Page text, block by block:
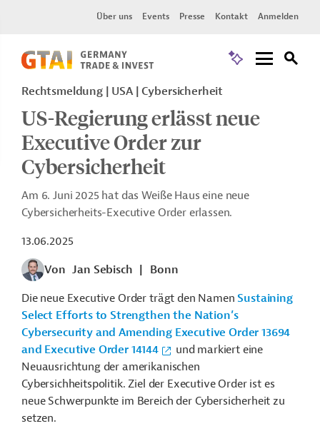
Über uns Events Presse Kontakt Anmelden
Rechtsmeldung | USA | Cybersicherheit
US-Regierung erlässt neue
Executive Order zur
Cybersicherheit
Am 6. Juni 2025 hat das Weiße Haus eine neue
Cybersicherheits-Executive Order erlassen.
13.06.2025
Von Jan Sebisch
Bonn
Die neue Executive Order trägt den Namen Sustaining
Select Efforts to Strengthen the Nation’s
Cybersecurity and Amending Executive Order 13694
and Executive Order 14144
und markiert eine
Neuausrichtung der amerikanischen
Cybersichheitspolitik. Ziel der Executive Order ist es
neue Schwerpunkte im Bereich der Cybersicherheit zu
setzen.